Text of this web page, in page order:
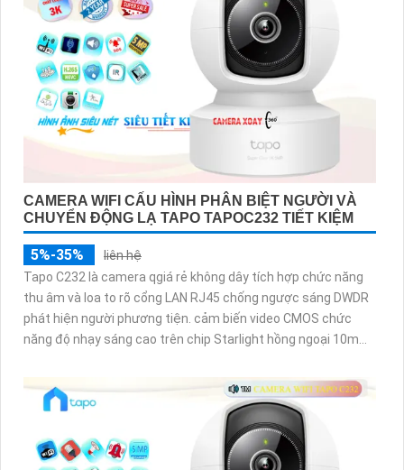
CAMERA WIFI CẤU HÌNH PHÂN BIỆT NGƯỜI VÀ
CHUYỂN ĐỘNG LẠ TAPO TAPOC232 TIẾT KIỆM
5%-35%
liên hệ
Tapo C232 là camera qgiá rẻ không dây tích hợp chức năng
thu âm và loa to rõ cổng LAN RJ45 chống ngược sáng DWDR
phát hiện người phương tiện. cảm biến video CMOS chức
năng độ nhạy sáng cao trên chip Starlight hồng ngoại 10m
thiếu sáng